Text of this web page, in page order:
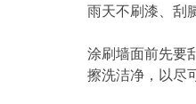
雨天不刷漆、刮
涂刷墙面前先要
擦洗洁净，以尽